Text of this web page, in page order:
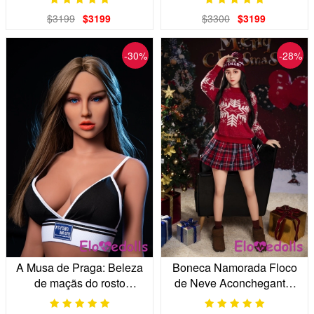
$3199 $3199 $3300 $3199
-30%
A Musa de Praga: Beleza
de maçãs do rosto
proeminentes, sua obra-
-28%
Boneca Namorada Floco
de Neve Aconchegante:
Seu Sonho de Férias